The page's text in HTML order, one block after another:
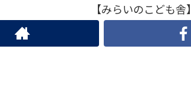
【みらいのこども